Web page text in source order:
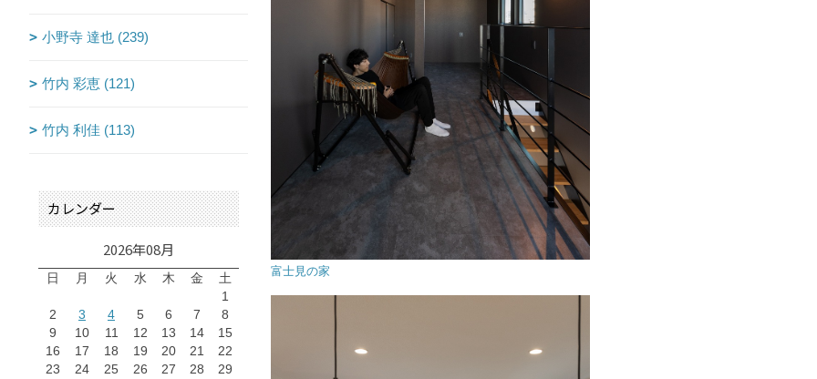
富士見の家
小野寺 達也 (239)
竹内 彩恵 (121)
竹内 利佳 (113)
カレンダー
2026年08月
日 月 火 水 木 金
土
1
2
3 4 5 6 7
8
9
10 11 12 13 14
15
16
17 18 19 20 21
22
23
24 25 26 27 28
29